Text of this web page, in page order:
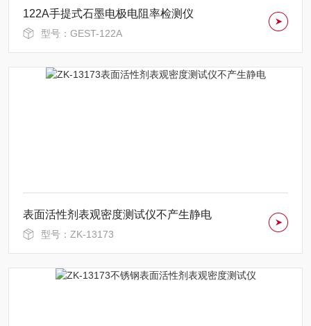
122A手提式石墨电极电阻率检测仪
型号：GEST-122A
表面活性剂表观密度测试仪不产生静电
型号：ZK-13173